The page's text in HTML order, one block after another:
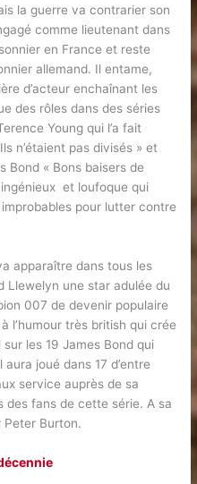
la guerre va contrarier son
comme lieutenant dans
en France et reste
allemand. Il entame,
d’acteur enchaînant les
des rôles dans des séries
Young qui l’a fait
n’étaient pas divisés » et
Bond « Bons baisers de
et loufoque qui
pour lutter contre
apparaître dans tous les
Llewelyn une star adulée du
007 de devenir populaire
l’humour très british qui crée
les 19 James Bond qui
joué dans 17 d’entre
service auprès de sa
des fans de cette série. A sa
Peter Burton.